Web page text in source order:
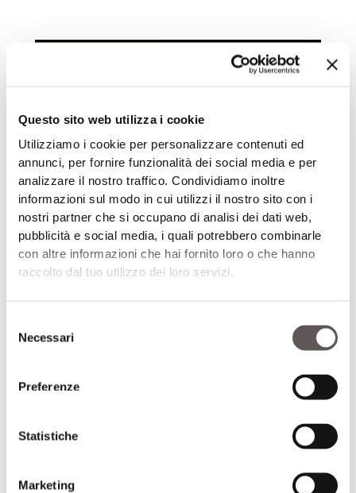
Questo sito web utilizza i cookie
Utilizziamo i cookie per personalizzare contenuti ed
annunci, per fornire funzionalità dei social media e per
analizzare il nostro traffico. Condividiamo inoltre
informazioni sul modo in cui utilizzi il nostro sito con i
nostri partner che si occupano di analisi dei dati web,
pubblicità e social media, i quali potrebbero combinarle
con altre informazioni che hai fornito loro o che hanno
raccolto dal tuo utilizzo dei loro servizi.
delNecessari
Preferenze
Statistiche
Marketing
Abbonamenti alla rivista
12 numeri all’anno per restare sempre
aggiornati!
Ti può interessare anche